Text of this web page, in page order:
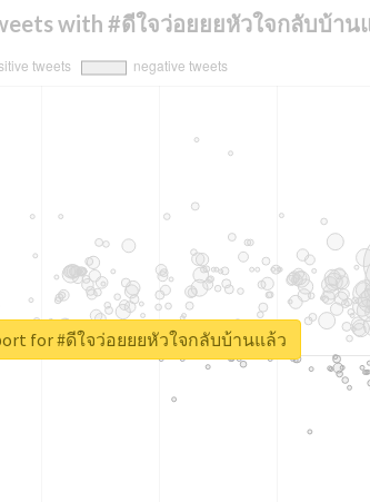
with #ดีใจว่อยยยหัวใจกลับบ้าน
for #ดีใจว่อยยยหัวใจกลับบ้านแล้ว